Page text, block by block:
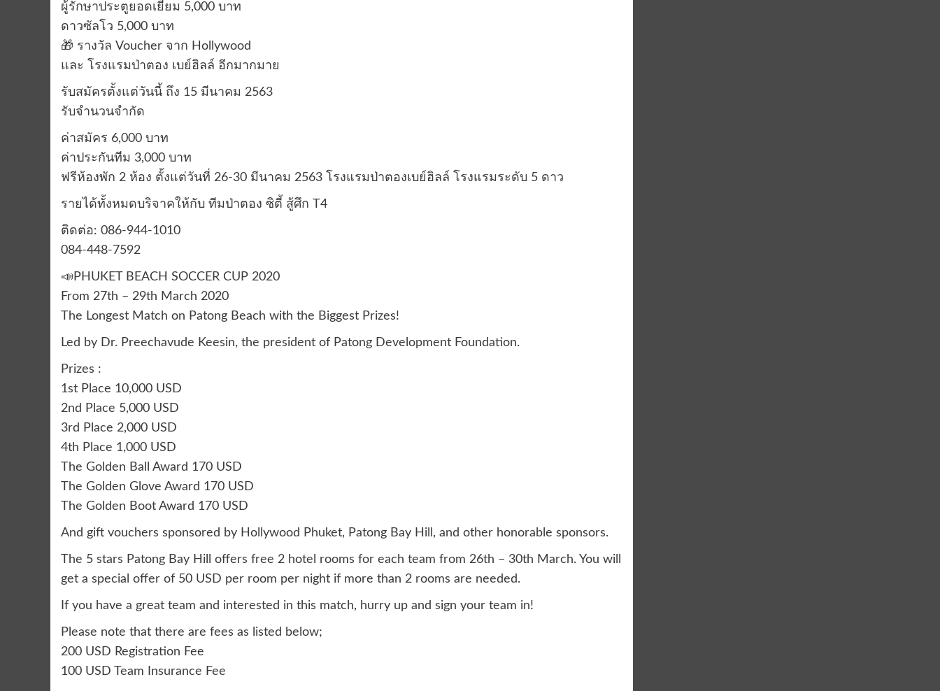
ผู้รักษาประตูยอดเยี่ยม 5,000 บาท
ดาวซัลโว 5,000 บาท
🎁 รางวัล Voucher จาก Hollywood
และ โรงแรมป่าตอง เบย์ฮิลล์ อีกมากมาย
รับสมัครตั้งแต่วันนี้ ถึง 15 มีนาคม 2563
รับจำนวนจำกัด
ค่าสมัคร 6,000 บาท
ค่าประกันทีม 3,000 บาท
ฟรีห้องพัก 2 ห้อง ตั้งแต่วันที่ 26-30 มีนาคม 2563 โรงแรมป่าตองเบย์ฮิลล์ โรงแรมระดับ 5 ดาว
รายได้ทั้งหมดบริจาคให้กับ ทีมป่าตอง ซิตี้ สู้ศึก T4
ติดต่อ: 086-944-1010
084-448-7592
📣PHUKET BEACH SOCCER CUP 2020
From 27th – 29th March 2020
The Longest Match on Patong Beach with the Biggest Prizes!
Led by Dr. Preechavude Keesin, the president of Patong Development Foundation.
Prizes :
1st Place 10,000 USD
2nd Place 5,000 USD
3rd Place 2,000 USD
4th Place 1,000 USD
The Golden Ball Award 170 USD
The Golden Glove Award 170 USD
The Golden Boot Award 170 USD
And gift vouchers sponsored by Hollywood Phuket, Patong Bay Hill, and other honorable sponsors.
The 5 stars Patong Bay Hill offers free 2 hotel rooms for each team from 26th – 30th March. You will
get a special offer of 50 USD per room per night if more than 2 rooms are needed.
If you have a great team and interested in this match, hurry up and sign your team in!
Please note that there are fees as listed below;
200 USD Registration Fee
100 USD Team Insurance Fee